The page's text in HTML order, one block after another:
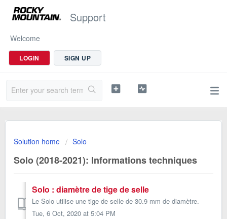
Support
Welcome
LOGIN SIGN UP
Solution home Solo
Solo (2018-2021): Informations techniques
Solo : diamètre de tige de selle
Le Solo utilise une tige de selle de 30.9 mm de diamètre.
Tue, 6 Oct, 2020 at 5:04 PM